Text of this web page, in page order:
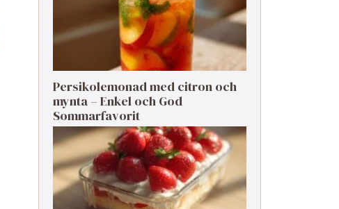
Persikolemonad med citron och
mynta – Enkel och God
Sommarfavorit